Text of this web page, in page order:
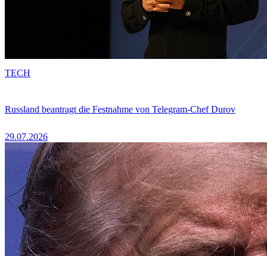
Russland beantragt die Festnahme von Telegram-Chef Durov
29.07.2026
TECH